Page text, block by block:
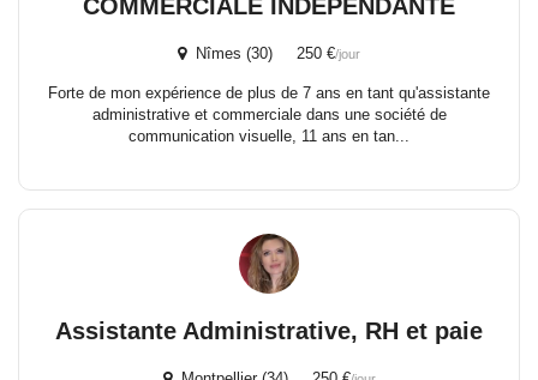
COMMERCIALE INDÉPENDANTE
Nîmes (30) 250 €/jour
Forte de mon expérience de plus de 7 ans en tant qu'assistante
administrative et commerciale dans une société de
communication visuelle, 11 ans en tan...
Assistante Administrative, RH et paie